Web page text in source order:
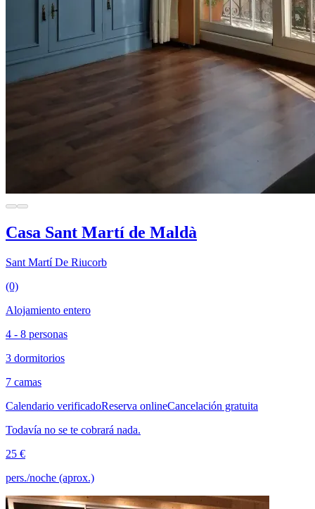
Casa Sant Martí de Maldà
Sant Martí De Riucorb
(0)
Alojamiento entero
4 - 8 personas
3 dormitorios
7 camas
Calendario verificadoReserva onlineCancelación gratuita
Todavía no se te cobrará nada.
25 €
pers./noche (aprox.)